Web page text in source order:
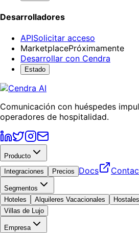
Desarrolladores
APISolicitar acceso
MarketplacePróximamente
Desarrollar con Cendra
Estado
Comunicación con huéspedes
operadores de hospitalidad.
Producto
Integraciones
Precios Docs
Segmentos
Hoteles
Alquileres Vacacionales Hostales
Villas de Lujo
Empresa